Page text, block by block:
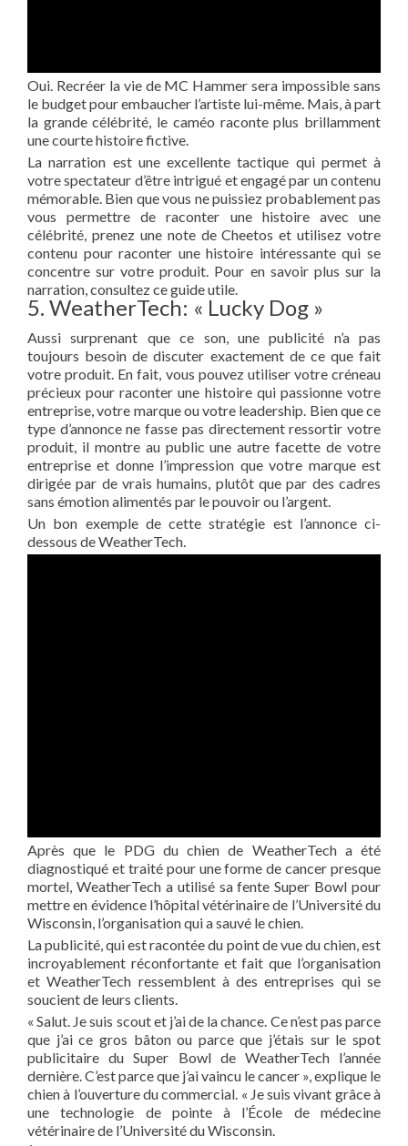
Oui. Recréer la vie de MC Hammer sera impossible sans
le budget pour embaucher l’artiste lui-même. Mais, à part
la grande célébrité, le caméo raconte plus brillamment
une courte histoire fictive.
La narration est une excellente tactique qui permet à
votre spectateur d’être intrigué et engagé par un contenu
mémorable. Bien que vous ne puissiez probablement pas
vous permettre de raconter une histoire avec une
célébrité, prenez une note de Cheetos et utilisez votre
contenu pour raconter une histoire intéressante qui se
concentre sur votre produit. Pour en savoir plus sur la
narration, consultez ce guide utile.
5. WeatherTech: « Lucky Dog »
Aussi surprenant que ce son, une publicité n’a pas
toujours besoin de discuter exactement de ce que fait
votre produit. En fait, vous pouvez utiliser votre créneau
précieux pour raconter une histoire qui passionne votre
entreprise, votre marque ou votre leadership. Bien que ce
type d’annonce ne fasse pas directement ressortir votre
produit, il montre au public une autre facette de votre
entreprise et donne l’impression que votre marque est
dirigée par de vrais humains, plutôt que par des cadres
sans émotion alimentés par le pouvoir ou l’argent.
Un bon exemple de cette stratégie est l’annonce ci-
dessous de WeatherTech.
Après que le PDG du chien de WeatherTech a été
diagnostiqué et traité pour une forme de cancer presque
mortel, WeatherTech a utilisé sa fente Super Bowl pour
mettre en évidence l’hôpital vétérinaire de l’Université du
Wisconsin, l’organisation qui a sauvé le chien.
La publicité, qui est racontée du point de vue du chien, est
incroyablement réconfortante et fait que l’organisation
et WeatherTech ressemblent à des entreprises qui se
soucient de leurs clients.
« Salut. Je suis scout et j’ai de la chance. Ce n’est pas parce
que j’ai ce gros bâton ou parce que j’étais sur le spot
publicitaire du Super Bowl de WeatherTech l’année
dernière. C’est parce que j’ai vaincu le cancer », explique le
chien à l’ouverture du commercial. « Je suis vivant grâce à
une technologie de pointe à l’École de médecine
vétérinaire de l’Université du Wisconsin.